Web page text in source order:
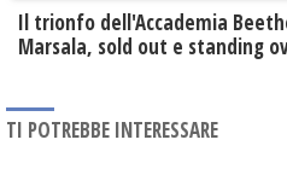
Il trionfo dell'Accademia
Marsala, sold out e standing
TI POTREBBE INTERESSARE